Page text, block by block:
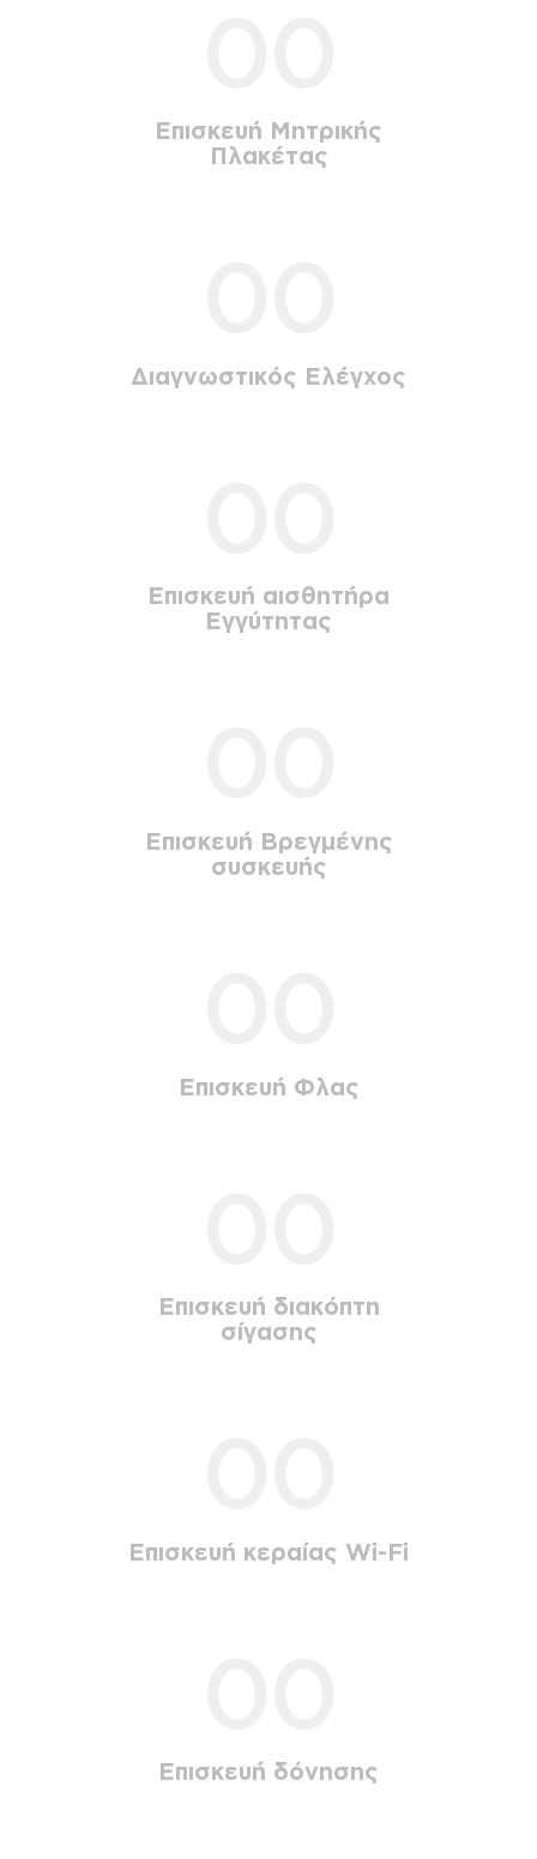
Επισκευή Μητρικής
Πλακέτας
Διαγνωστικός Ελέγχος
Επισκευή αισθητήρα
Εγγύτητας
Επισκευή Βρεγμένης
συσκευής
Επισκευή Φλας
Επισκευή διακόπτη
σίγασης
Επισκευή κεραίας Wi-Fi
Επισκευή δόνησης